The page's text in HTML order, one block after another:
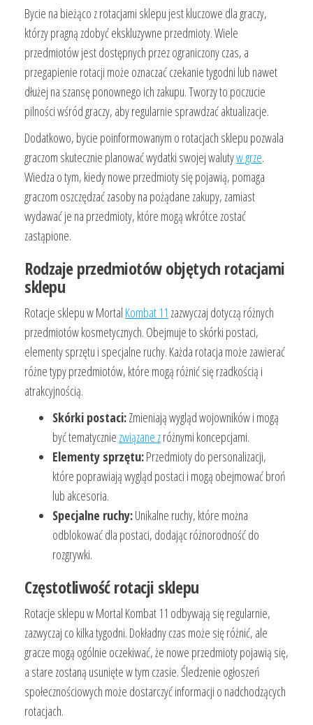
Bycie na bieżąco z rotacjami sklepu jest kluczowe dla graczy,
którzy pragną zdobyć ekskluzywne przedmioty. Wiele
przedmiotów jest dostępnych przez ograniczony czas, a
przegapienie rotacji może oznaczać czekanie tygodni lub nawet
dłużej na szansę ponownego ich zakupu. Tworzy to poczucie
pilności wśród graczy, aby regularnie sprawdzać aktualizacje.
Dodatkowo, bycie poinformowanym o rotacjach sklepu pozwala
graczom skutecznie planować wydatki swojej walutyw grze.
Wiedza o tym, kiedy nowe przedmioty się pojawią, pomaga
graczom oszczędzać zasoby na pożądane zakupy, zamiast
wydawać je na przedmioty, które mogą wkrótce zostać
zastąpione.
Rodzaje przedmiotów objętych rotacjami
sklepu
Rotacje sklepu w Mortal Kombat 11 zazwyczaj dotyczą różnych
przedmiotów kosmetycznych. Obejmuje to skórki postaci,
elementy sprzętu i specjalne ruchy. Każda rotacja może zawierać
różne typy przedmiotów, które mogą różnić się rzadkością i
atrakcyjnością.
Skórki postaci:Zmieniają wygląd wojowników i mogą
być tematycznie związane zróżnymi koncepcjami.
Elementy sprzętu:Przedmioty do personalizacji,
które poprawiają wygląd postaci i mogą obejmować broń
lub akcesoria.
Specjalne ruchy:Unikalne ruchy, które można
odblokować dla postaci, dodając różnorodność do
rozgrywki.
Częstotliwość rotacji sklepu
Rotacje sklepu w Mortal Kombat 11 odbywają się regularnie,
zazwyczaj co kilka tygodni. Dokładny czas może się różnić, ale
gracze mogą ogólnie oczekiwać, że nowe przedmioty pojawią się,
a stare zostaną usunięte w tym czasie. Śledzenie ogłoszeń
społecznościowych może dostarczyć informacji o nadchodzących
rotacjach.